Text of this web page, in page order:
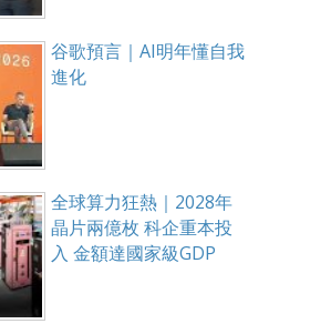
谷歌預言｜AI明年懂自我
進化
全球算力狂熱｜2028年
晶片兩億枚 科企重本投
入 金額達國家級GDP